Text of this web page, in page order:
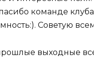
команде
Советую
выходные